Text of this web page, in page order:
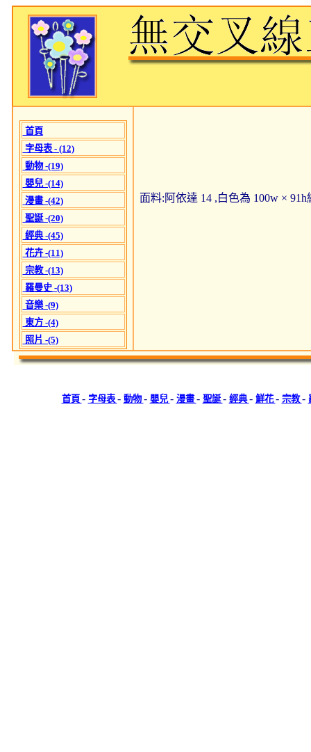
首頁
字母表 - (12)
動物 -(19)
嬰兒 -(14)
漫畫 -(42)
聖誕 -(20)
經典 -(45)
花卉 -(11)
宗教 -(13)
羅曼史 -(13)
音樂 -(9)
東方 -(4)
照片 -(5)
面料:阿依達 14 ,白色為 100w ×
首頁 - 字母表 - 動物- 嬰兒- 漫畫- 聖誕- 經典- 鮮花- 宗教-